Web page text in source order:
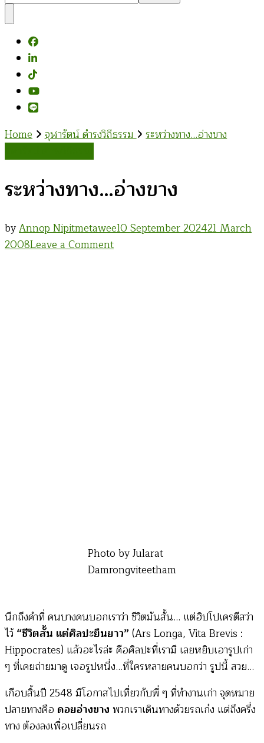
Something?
Home จุฬารัตน์ ดำรงวิถีธรรม ระหว่างทาง…อ่างขาง
ระหว่างทาง…อ่างขาง
byAnnop Nipitmetawee10 September 202421 March
2008Leave a Commenton
Photo by Jularat
Damrongviteetham
นึกถึงคำที่ คนบางคนบอกเราว่า ชีวิตมันสั้น… แต่ฮิปโปเครตีสว่า
ไว้“ชีวิตสั้น แต่ศิลปะยืนยาว”(Ars Longa, Vita Brevis :
Hippocrates) แล้วอะไรล่ะ คือศิลปะที่เรามี เลยหยิบเอารูปเก่า
ๆ ที่เคยถ่ายมาดู เจอรูปหนึ่ง…ที่ใครหลายคนบอกว่า รูปนี้ สวย…
เกือบสิ้นปี 2548 มีโอกาสไปเที่ยวกับพี่ ๆ ที่ทำงานเก่า จุดหมาย
ปลายทางคือ ดอยอ่างขาง พวกเราเดินทางด้วยรถเก๋ง แต่ถึงครึ่ง
ทาง ต้องลงเพื่อเปลี่ยนรถ